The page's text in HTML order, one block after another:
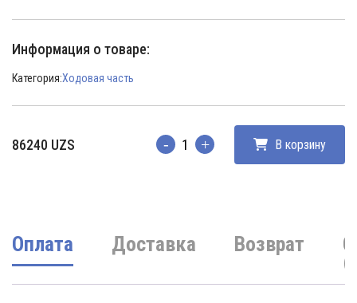
Информация о товаре:
Категория:Ходовая часть
86240 UZS Количество В корзину
Оплата Доставка Возврат